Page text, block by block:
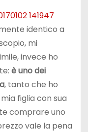
identico a
mi
invece ho
è uno dei
, tanto che ho
figlia con sua
comprare uno
vale la pena